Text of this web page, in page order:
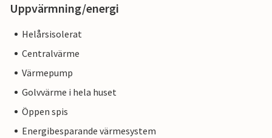
Uppvärmning/energi
Helårsisolerat
Centralvärme
Värmepump
Golvvärme i hela huset
Öppen spis
Energibesparande värmesystem